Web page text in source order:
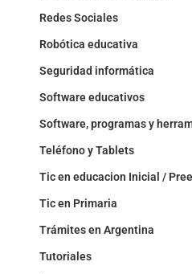
Redes Sociales
Robótica educativa
Seguridad informática
Software educativos
Software, programas y
Teléfono y Tablets
Tic en educacion Inicial /
Tic en Primaria
Trámites en Argentina
Tutoriales